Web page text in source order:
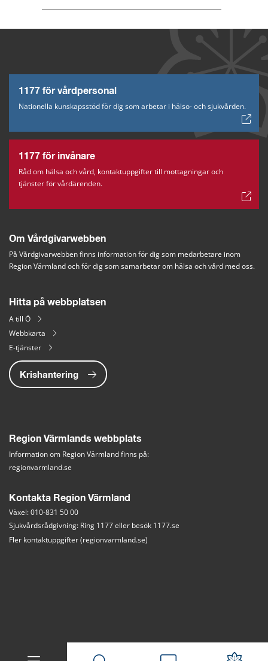
1177 för vårdpersonal
Nationella kunskapsstöd för dig som arbetar i hälso- och sjukvården.
1177 för invånare
Råd om hälsa och vård, kontaktuppgifter till mottagningar och
tjänster för vårdärenden.
Om Vårdgivarwebben
På Vårdgivarwebben finns information för dig som medarbetare inom
Region Värmland och för dig som samarbetar om hälsa och vård med oss.
Hitta på webbplatsen
A till Ö
Webbkarta
E-tjänster
Krishantering
Region Värmlands webbplats
Information om Region Värmland finns på:
regionvarmland.se
Kontakta Region Värmland
Växel: 010-831 50 00
Sjukvårdsrådgivning: Ring 1177 eller besök 1177.se
Fler kontaktuppgifter (regionvarmland.se)